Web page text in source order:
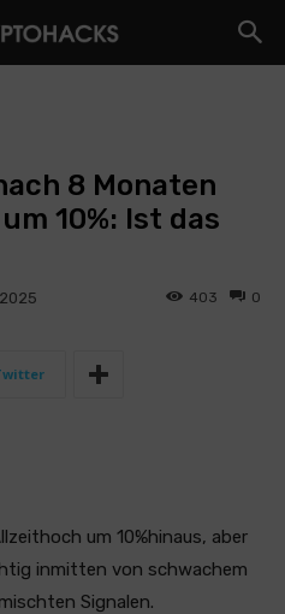
8 Monaten
10%: Ist das
0
403
um 10%hinaus, aber
inmitten von schwachem
Signalen.